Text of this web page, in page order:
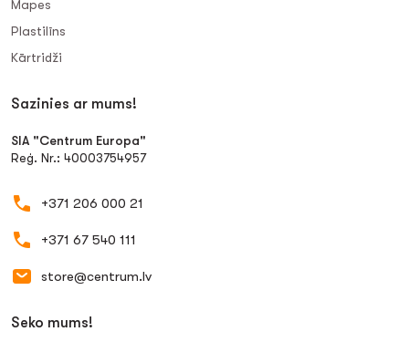
Mapes
Plastilīns
Kārtridži
Sazinies ar mums!
SIA "Centrum Europa"
Reģ. Nr.: 40003754957
+371 206 000 21
+371 67 540 111
store@centrum.lv
Seko mums!